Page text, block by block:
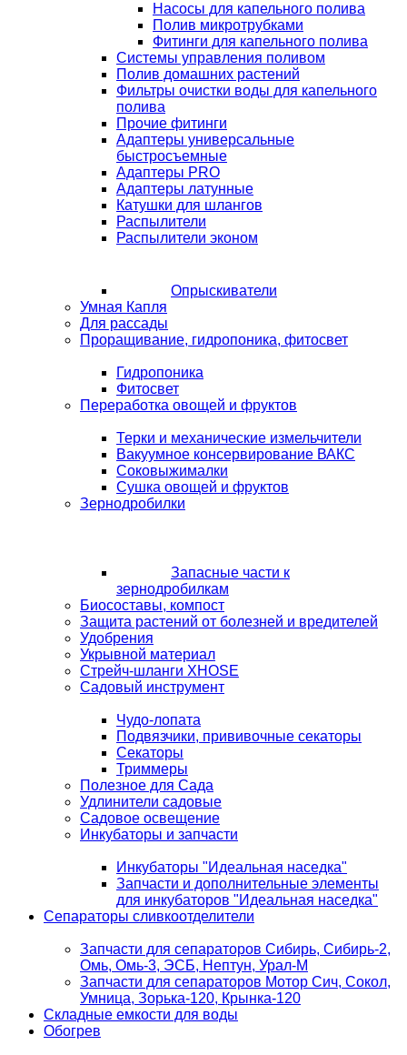
Насосы для капельного полива
Полив микротрубками
Фитинги для капельного полива
Системы управления поливом
Полив домашних растений
Фильтры очистки воды для капельного
полива
Прочие фитинги
Адаптеры универсальные
быстросъемные
Адаптеры PRO
Адаптеры латунные
Катушки для шлангов
Распылители
Распылители эконом
Опрыскиватели
Умная Капля
Для рассады
Проращивание, гидропоника, фитосвет
Гидропоника
Фитосвет
Переработка овощей и фруктов
Терки и механические измельчители
Вакуумное консервирование ВАКС
Соковыжималки
Сушка овощей и фруктов
Зернодробилки
Запасные части к
зернодробилкам
Биосоставы, компост
Защита растений от болезней и вредителей
Удобрения
Укрывной материал
Стрейч-шланги XHOSE
Садовый инструмент
Чудо-лопата
Подвязчики, прививочные секаторы
Секаторы
Триммеры
Полезное для Сада
Удлинители садовые
Садовое освещение
Инкубаторы и запчасти
Инкубаторы "Идеальная наседка"
Запчасти и дополнительные элементы
для инкубаторов "Идеальная наседка"
Сепараторы сливкоотделители
Запчасти для сепараторов Сибирь, Сибирь-2,
Омь, Омь-3, ЭСБ, Нептун, Урал-М
Запчасти для сепараторов Мотор Сич, Сокол,
Умница, Зорька-120, Крынка-120
Складные емкости для воды
Обогрев